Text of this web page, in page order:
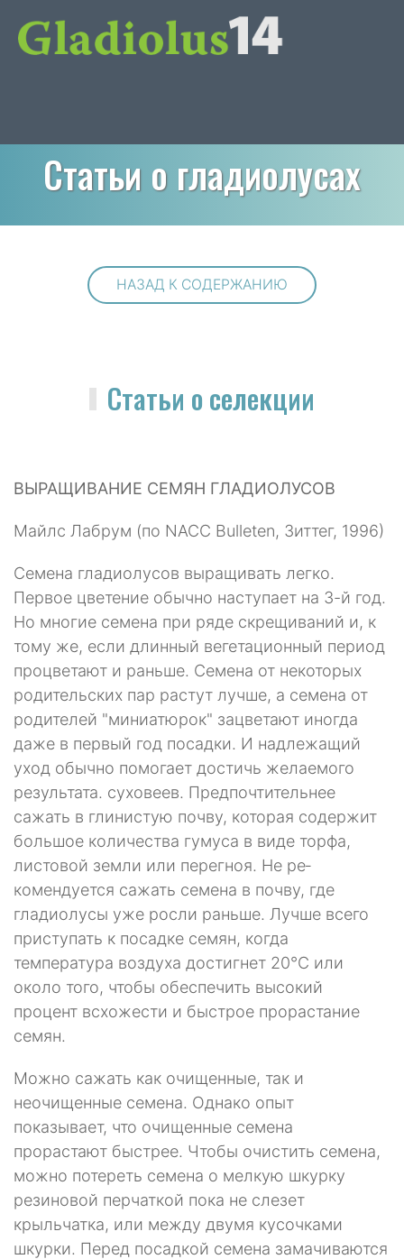
Статьи о гладиолусах
НАЗАД К СОДЕРЖАНИЮ
Статьи о селекции
ВЫРАЩИВАНИЕ СЕМЯН ГЛАДИОЛУСОВ
Майлс Лабрум (по NАСС Вullеten, Зиттег, 1996)
Семена гладиолусов выращивать легко.
Первое цветение обычно наступает на 3-й год.
Но многие семена при ряде скрещиваний и, к
тому же, если длин­ный вегетационный период
процветают и раньше. Семена от некоторых
роди­тельских пар растут лучше, а семена от
родителей "миниатюрок" зацветают иногда
даже в первый год посадки. И надлежащий
уход обычно помогает дос­тичь желаемого
результата. суховеев. Предпочтительнее
сажать в глинистую почву, которая содержит
большое количества гумуса в виде торфа,
листовой земли или перегноя. Не ре­
комендуется сажать семена в почву, где
гладиолусы уже росли раньше. Лучше всего
приступать к посадке семян, когда
температура воздуха достигнет 20°С или
около того, чтобы обеспечить высокий
процент всхожести и быстрое про­растание
семян.
Можно сажать как очищенные, так и
неочищенные семена. Однако опыт
показывает, что очищенные семена
прорастают быстрее. Чтобы очистить се­мена,
можно потереть семена о мелкую шкурку
резиновой перчаткой пока не слезет
крыльчатка, или между двумя кусочками
шкурки. Перед посадкой семе­на замачиваются